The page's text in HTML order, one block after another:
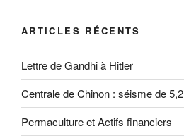
ARTICLES RÉCENTS
Lettre de Gandhi à Hitler
Centrale de Chinon : séisme de 5,2
Permaculture et Actifs financiers